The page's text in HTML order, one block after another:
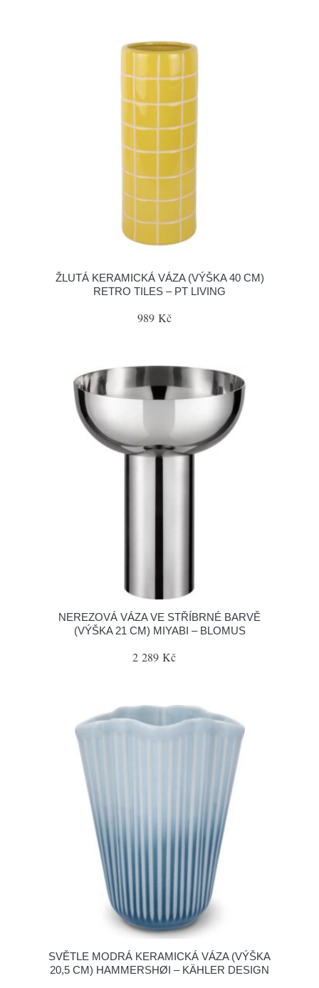
ŽLUTÁ KERAMICKÁ VÁZA (VÝŠKA 40 CM)
RETRO TILES – PT LIVING
989 Kč
NEREZOVÁ VÁZA VE STŘÍBRNÉ BARVĚ
(VÝŠKA 21 CM) MIYABI – BLOMUS
2 289 Kč
SVĚTLE MODRÁ KERAMICKÁ VÁZA (VÝŠKA
20,5 CM) HAMMERSHØI – KÄHLER DESIGN